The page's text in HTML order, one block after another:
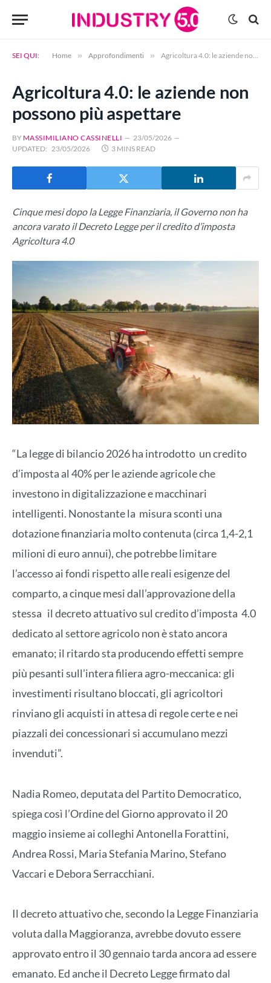
SEI QUI: Home » Approfondimenti » Agricoltura 4.0: le aziende non possono più aspettare
Agricoltura 4.0: le aziende non
possono più aspettare
BY MASSIMILIANO CASSINELLI
23/05/2026
UPDATED: 23/05/2026 3 MINS READ
Cinque mesi dopo la Legge Finanziaria, il Governo non ha
ancora varato il Decreto Legge per il credito d’imposta
Agricoltura 4.0
“La legge di bilancio 2026 ha introdotto un credito
d’imposta al 40% per le aziende agricole che
investono in digitalizzazione e macchinari
intelligenti. Nonostante la misura sconti una
dotazione finanziaria molto contenuta (circa 1,4-2,1
milioni di euro annui), che potrebbe limitare
l’accesso ai fondi rispetto alle reali esigenze del
comparto, a cinque mesi dall’approvazione della
stessa il decreto attuativo sul credito d’imposta 4.0
dedicato al settore agricolo non è stato ancora
emanato; il ritardo sta producendo effetti sempre
più pesanti sull’intera filiera agro-meccanica: gli
investimenti risultano bloccati, gli agricoltori
rinviano gli acquisti in attesa di regole certe e nei
piazzali dei concessionari si accumulano mezzi
invenduti”.
Nadia Romeo, deputata del Partito Democratico,
spiega così l’Ordine del Giorno approvato il 20
maggio insieme ai colleghi Antonella Forattini,
Andrea Rossi, Maria Stefania Marino, Stefano
Vaccari e Debora Serracchiani.
Il decreto attuativo che, secondo la Legge Finanziaria
voluta dalla Maggioranza, avrebbe dovuto essere
approvato entro il 30 gennaio tarda ancora ad essere
emanato. Ed anche il Decreto Legge firmato dal